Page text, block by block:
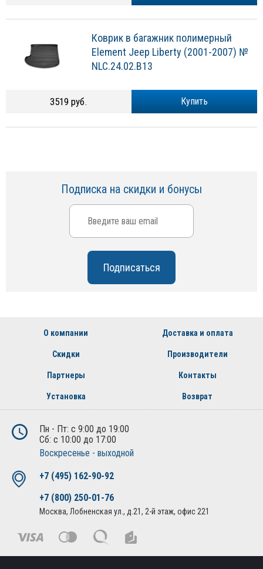
Коврик в багажник полимерный
Element Jeep Liberty (2001-2007) №
NLC.24.02.B13
Купить
3519 руб.
Подписка на скидки и бонусы
О компании Доставка и оплата
Скидки Производители
Партнеры Контакты
Установка Возврат
Пн - Пт: с 9:00 до 19:00
Сб: с 10:00 до 17:00
Воскресенье - выходной
+7 (495) 162-90-92
+7 (800) 250-01-76
Москва, Лобненская ул., д.21, 2-й этаж, офис 221